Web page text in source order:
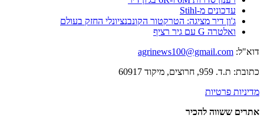
עדכונים מ-Stihl
ג'ון דיר מציגה: הטרקטור הקונבנציונלי החזק בעולם
ואלטרה G עם גיר רציף
דוא"ל: agrinews100@gmail.com
כתובת: ת.ד. 959, חרוצים, מיקוד 60917
מדיניות פרטיות
אתרים ששווה להכיר